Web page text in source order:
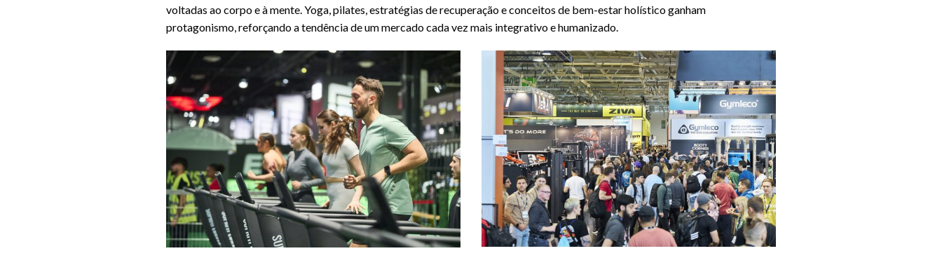
voltadas ao corpo e à mente. Yoga, pilates, estratégias de recuperação e conceitos de bem-estar holístico ganham
protagonismo, reforçando a tendência de um mercado cada vez mais integrativo e humanizado.